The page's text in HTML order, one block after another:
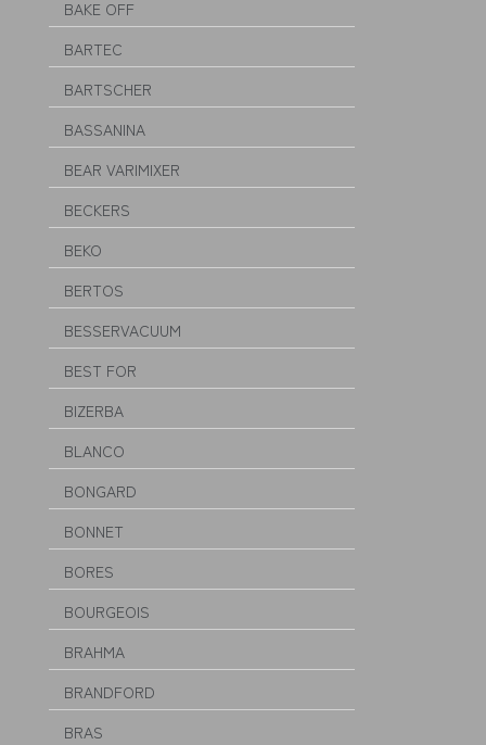
BAKE OFF
BARTEC
BARTSCHER
BASSANINA
BEAR VARIMIXER
BECKERS
BEKO
BERTOS
BESSERVACUUM
BEST FOR
BIZERBA
BLANCO
BONGARD
BONNET
BORES
BOURGEOIS
BRAHMA
BRANDFORD
BRAS